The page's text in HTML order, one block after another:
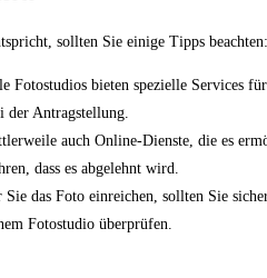
sollten Sie einige Tipps beachten:
Fotostudios bieten spezielle Services
der Antragstellung.
auch Online-Dienste, die es
dass es abgelehnt wird.
Sie das Foto einreichen, sollten Sie
Fotostudio überprüfen.